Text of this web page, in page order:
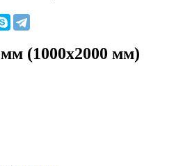
(1000х2000 мм)